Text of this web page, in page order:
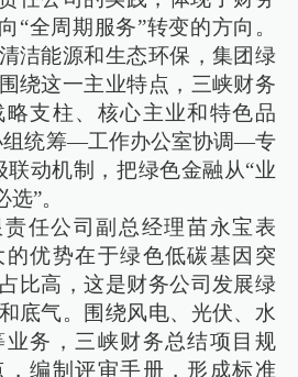
“全周期服务”转变的方向。
洁能源和生态环保，集团绿
绕这一主业特点，三峡财务
支柱、核心主业和特色品
组统筹—工作办公室协调—专
联动机制，把绿色金融从“业
”。
任公司副总经理苗永宝表
优势在于绿色低碳基因突
比高，这是财务公司发展绿
底气。围绕风电、光伏、水
务，三峡财务总结项目规
编制评审手册，形成标准